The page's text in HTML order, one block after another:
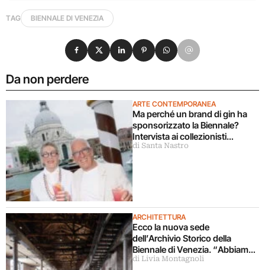
TAG BIENNALE DI VENEZIA
Da non perdere
ARTE CONTEMPORANEA
Ma perché un brand di gin ha
sponsorizzato la Biennale?
Intervista ai collezionisti
fondatori di Quattro Gatti
di Santa Nastro
ARCHITETTURA
Ecco la nuova sede
dell’Archivio Storico della
Biennale di Venezia. “Abbiamo
l’Archivio delle Arti
di Livia Montagnoli
Condividi su Facebook
Condividi su X
Condividi su LinkedIn
Condividi su Pinterest
Condividi su WhatsApp
Condividi su Email